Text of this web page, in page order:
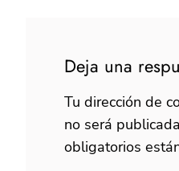
Deja una
Tu dirección de
no será
obligatorios